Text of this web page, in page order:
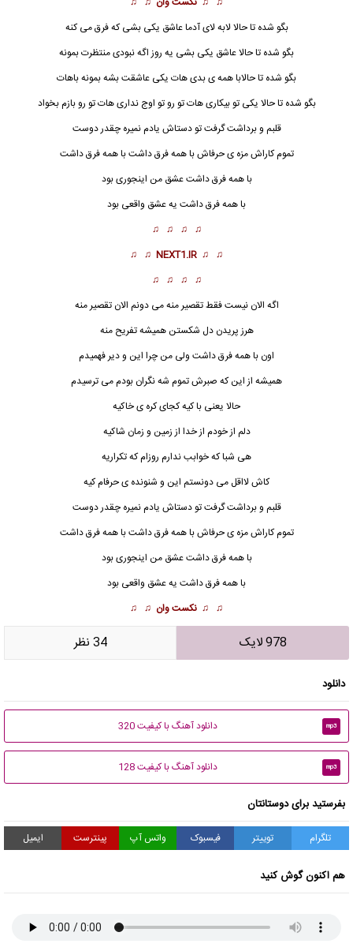
بگو شده تا حالا لابه لای آدما عاشق یکی بشی که فرق می کنه
بگو شده تا حالا عاشق یکی بشی یه روز اگه نبودی منتظرت بمونه
بگو شده تا حالابا همه ی بدی هات یکی عاشقت بشه بمونه باهات
بگو شده تا حالا یکی تو بیکاری هات تو رو تو اوج نداری هات تو رو بازم بخواد
قلبم و برداشت گرفت تو دستاش یادم نمیره چقدر دوست
تموم کاراش مزه ی حرفاش با همهفرقداشت با همه فرق داشت
با همه فرق داشت عشق من اینجوری بود
با همه فرق داشت یه عشق واقعی بود
♫ ♫ ♫ ♫
♫ ♫
NEXT1.IR
♫ ♫
♫ ♫ ♫ ♫
اگه الان نیست فقط تقصیر منه می دونم الان تقصیر منه
هرز پریدن دل شکستن همیشه تفریح منه
اون با همه فرق داشت ولی من چرا این و دیر فهمیدم
همیشه از این که صبرش تموم شه نگران بودم می ترسیدم
حالا یعنی با کیه کجای کره ی خاکیه
دلم از خودم از خدا از زمین و زمان شاکیه
هی شبا که خوابب ندارم روزام که تکراریه
کاش لااقل می دونستم این و شنونده ی حرفام کیه
قلبم و برداشت گرفت تو دستاش یادم نمیره چقدر دوست
تموم کاراش مزه ی حرفاش با همه فرق داشت با همه فرق داشت
با همه فرق داشت عشق من اینجوری بود
با همه فرق داشت یه عشق واقعی بود
♫ ♫ نکست وان ♫ ♫
978 لایک 34 نظر
دانلود
mp3 دانلود آهنگ با کیفیت 320
mp3 دانلود آهنگ با کیفیت 128
بفرستید برای دوستانتان
تلگرام توییتر فیسبوک واتس آپ پینترست ایمیل
هم اکنون گوش کنید